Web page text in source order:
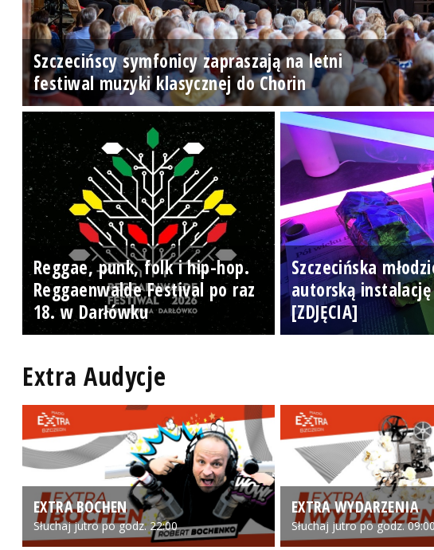
Szczecińscy symfonicy zapraszają na letni
festiwal muzyki klasycznej do Chorin
Reggae, punk, folk i hip-hop.
Reggaenwalde Festival po raz
18. w Darłówku
Szczecińska
autorską
[ZDJĘCIA]
Extra Audycje
EXTRA BOCHEN
Słuchaj jutro po godz. 22:00
EXTRA WYDARZENIA
Słuchaj jutro po godz. 09:00